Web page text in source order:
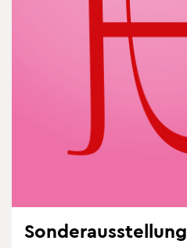
Son­der­aus­stel­lung